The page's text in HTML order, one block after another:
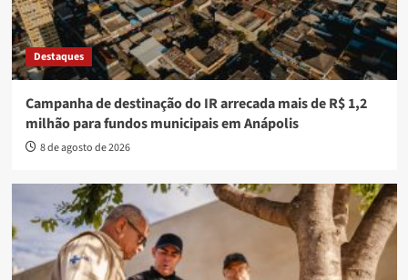
Destaques
Campanha de destinação do IR arrecada mais de R$ 1,2
milhão para fundos municipais em Anápolis
8 de agosto de 2026